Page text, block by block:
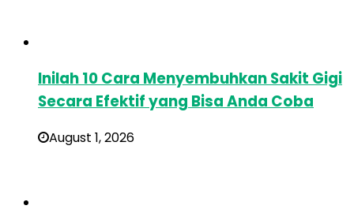
Inilah 10 Cara Menyembuhkan Sakit Gigi
Secara Efektif yang Bisa Anda Coba
August 1, 2026